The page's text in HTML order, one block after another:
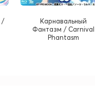
/
Карнавальный
Фантазм / Carnival
Phantasm